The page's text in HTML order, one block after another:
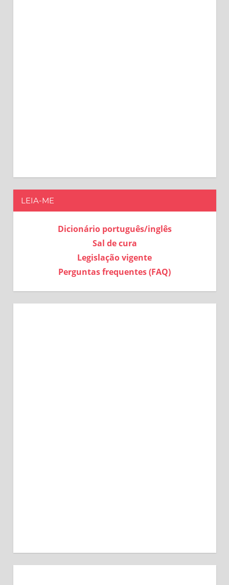
LEIA-ME
Dicionário português/inglês
Sal de cura
Legislação vigente
Perguntas frequentes (FAQ)